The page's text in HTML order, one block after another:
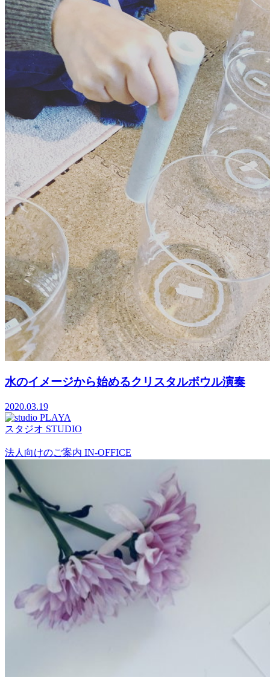
水のイメージから始めるクリスタルボウル演奏
2020.03.19
スタジオ STUDIO
法人向けのご案内 IN-OFFICE